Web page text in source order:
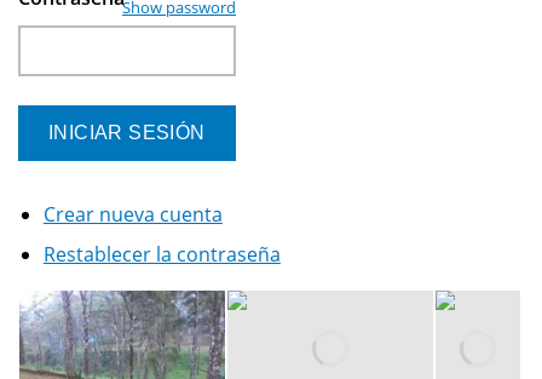
Show password
Crear nueva cuenta
Restablecer la contraseña